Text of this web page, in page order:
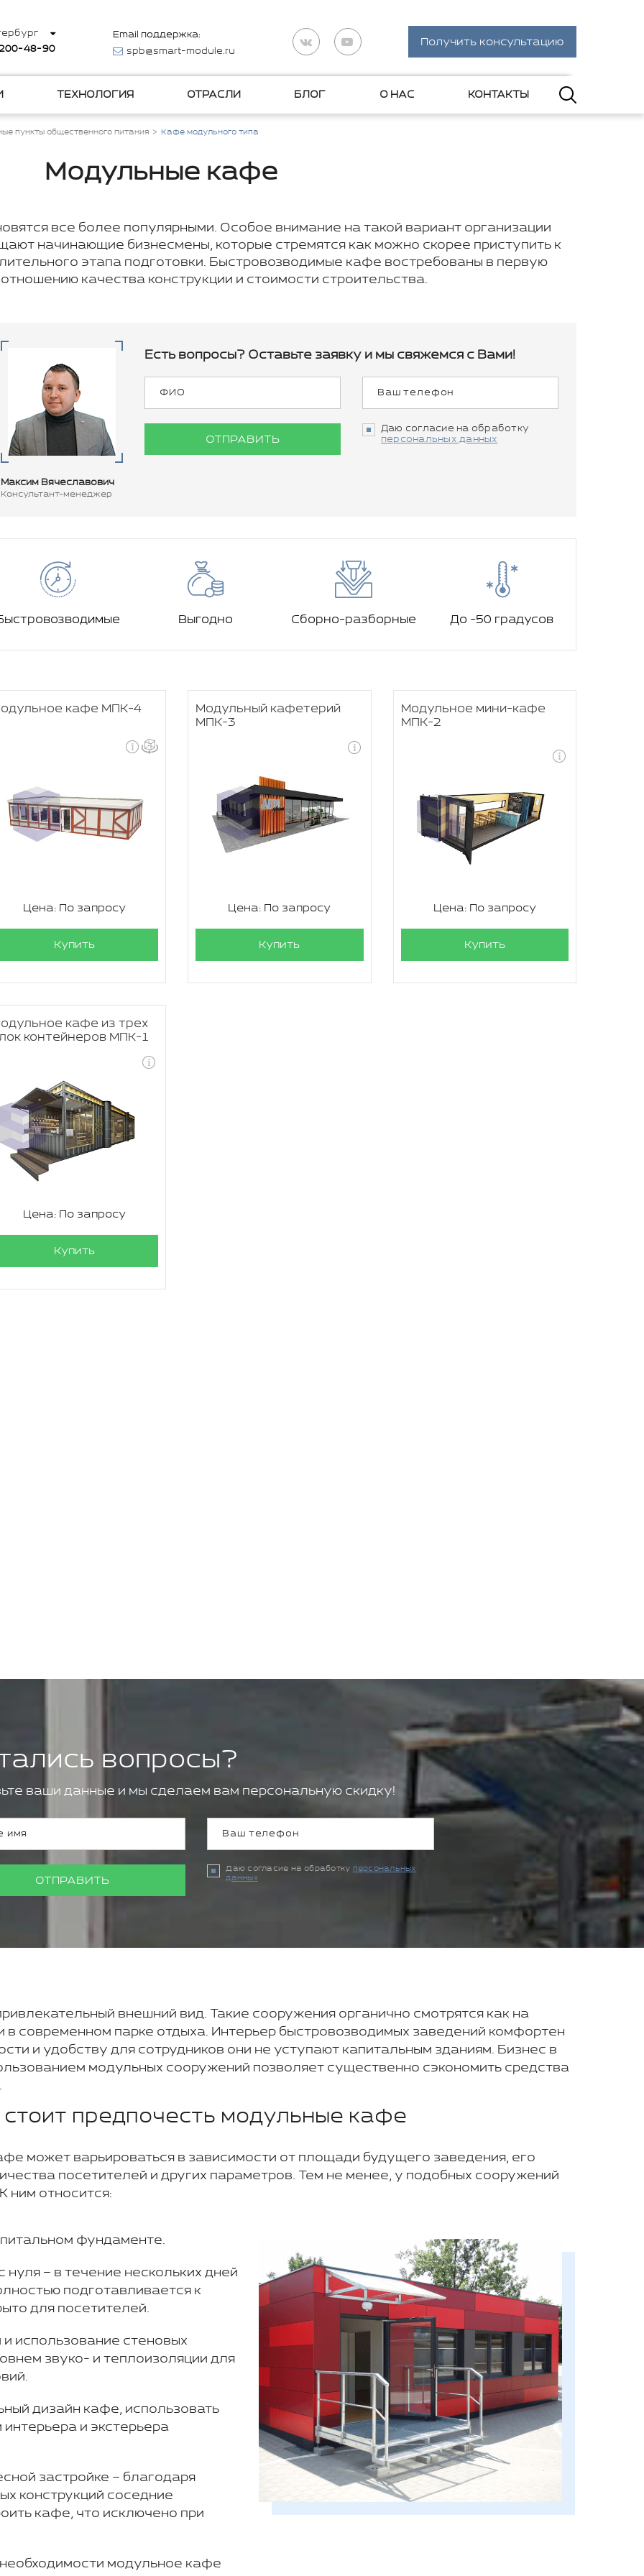
48-90
Email поддержка:
spb@smart-module.ru
Получить консультацию
ТЕХНОЛОГИЯ ОТРАСЛИ БЛОГ О НАС КОНТАКТЫ
пункты общественного питания Кафе модульного типа
Модульные кафе
все более популярными. Особое внимание на такой вариант организации
начинающие бизнесмены, которые стремятся как можно скорее приступить к
этапа подготовки. Быстровозводимые кафе востребованы в первую
качества конструкции и стоимости строительства.
Максим Вячеславович
Консультант-менеджер
Есть вопросы? Оставьте заявку и мы свяжемся с Вами!
ОТПРАВИТЬ
Даю согласие на обработку
персональных данных
Выгодно Сборно-разборные До -50 градусов
кафе МПК-4
Цена: По запросу
Купить
Модульный кафетерий
МПК-3
Цена: По запросу
Купить
Модульное мини-кафе
МПК-2
Цена: По запросу
Купить
кафе из трех
контейнеров МПК-1
Цена: По запросу
Купить
вопросы?
ваши данные и мы сделаем вам персональную скидку!
ОТПРАВИТЬ
Даю согласие на обработку персональных
данных
внешний вид. Такие сооружения органично смотрятся как на
в современном парке отдыха. Интерьер быстровозводимых заведений комфортен
и удобству для сотрудников они не уступают капитальным зданиям. Бизнес в
модульных сооружений позволяет существенно сэкономить средства
предпочесть модульные кафе
может варьироваться в зависимости от площади будущего заведения, его
посетителей и других параметров. Тем не менее, у подобных сооружений
ним относится:
фундаменте.
– в течение нескольких дней
подготавливается к
для посетителей.
использование стеновых
звуко- и теплоизоляции для
дизайн кафе, использовать
и экстерьера
застройке – благодаря
конструкций соседние
кафе, что исключено при
модульное кафе